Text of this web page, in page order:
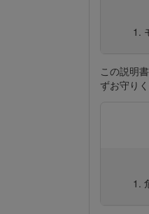
この説明
ずお守りく